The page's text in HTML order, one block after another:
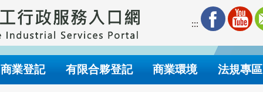
:::
商業登記 有限合夥登記 商業環境 法規專區